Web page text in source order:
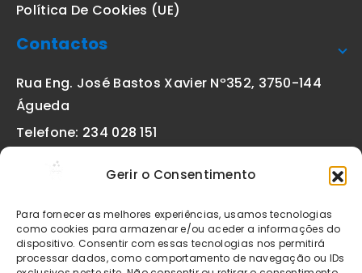
Gerir o Consentimento
Para fornecer as melhores experiências, usamos tecnologias
como cookies para armazenar e/ou aceder a informações do
dispositivo. Consentir com essas tecnologias nos permitirá
processar dados, como comportamento de navegação ou IDs
Política De Cookies (UE)
Contactos
Rua Eng. José Bastos Xavier Nº352, 3750-144
Águeda
Telefone: 234 028 151
geral@etiquetas-online.pt
Os preços indicados incluem IVA à taxa legal em vigor. Todos